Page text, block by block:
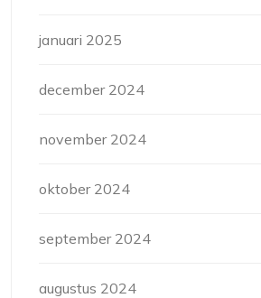
januari 2025
december 2024
november 2024
oktober 2024
september 2024
augustus 2024